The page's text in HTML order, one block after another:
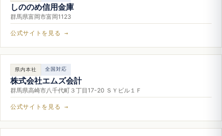
しののめ信用金庫
群馬県富岡市富岡1123
公式サイトを見る →
県内本社 全国対応
株式会社エムズ会計
群馬県高崎市八千代町３丁目17-20 ＳＹビル１Ｆ
公式サイトを見る →